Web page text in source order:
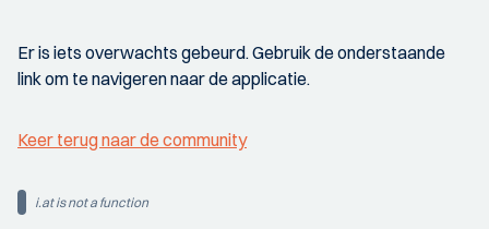
Er is iets overwachts gebeurd. Gebruik de onderstaande
link om te navigeren naar de applicatie.
Keer terug naar de community
i.at is not a function